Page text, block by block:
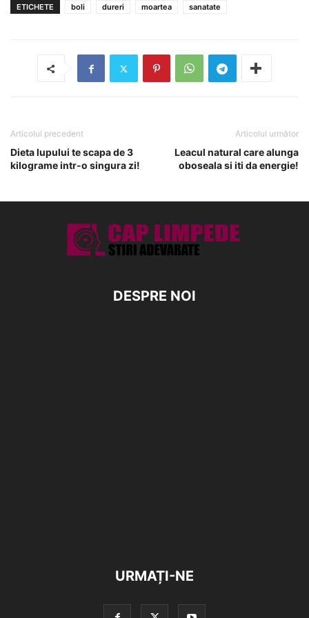
ETICHETE boli dureri moartea sanatate
Articolul precedent
Dieta lupului te scapa de 3
kilograme intr-o singura zi!
Articolul următor
Leacul natural care alunga
oboseala si iti da energie!
DESPRE NOI
URMAȚI-NE